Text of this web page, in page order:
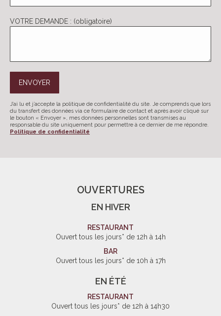
VOTRE DEMANDE : (obligatoire)
J’ai lu et j’accepte la politique de confidentialité du site. Je comprends que lors
du transfert des données via ce formulaire de contact et après avoir cliqué sur
le bouton « Envoyer », mes données personnelles sont transmises au
responsable du site uniquement pour permettre à ce dernier de me répondre.
Politique de confidentialité
OUVERTURES
EN HIVER
RESTAURANT
Ouvert tous les jours* de 12h à 14h
BAR
Ouvert tous les jours* de 10h à 17h
EN ÉTÉ
RESTAURANT
Ouvert tous les jours* de 12h à 14h30